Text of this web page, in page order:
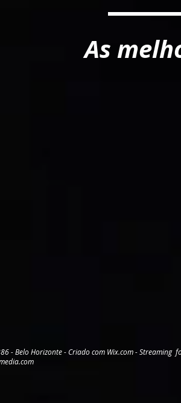
As
- Belo Horizonte - Criado com Wix.com - Streaming